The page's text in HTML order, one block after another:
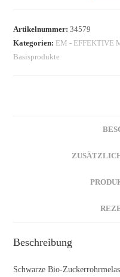
Artikelnummer:34579
Kategorien: EM - EFFEKTIVE
Basisprodukte
Beschreibung
Schwarze Bio-